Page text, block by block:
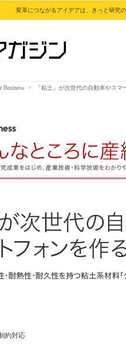
変革につながるアイデアは、きっと研究
Business > 「粘土」が次世代の自動車やスマ
約対応